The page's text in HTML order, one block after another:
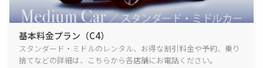
基本料金プラン（C4）
スタンダード・ミドルのレンタル、お得な割引料金や予約、乗り
捨てなどの詳細は、こちらから各店舗にお電話ください。